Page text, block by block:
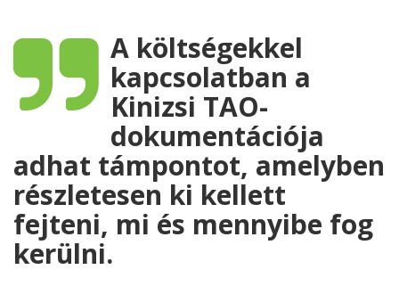
A költségekkel
kapcsolatban a
Kinizsi TAO-
dokumentációja
adhat támpontot, amelyben
részletesen ki kellett
fejteni, mi és mennyibe fog
kerülni.